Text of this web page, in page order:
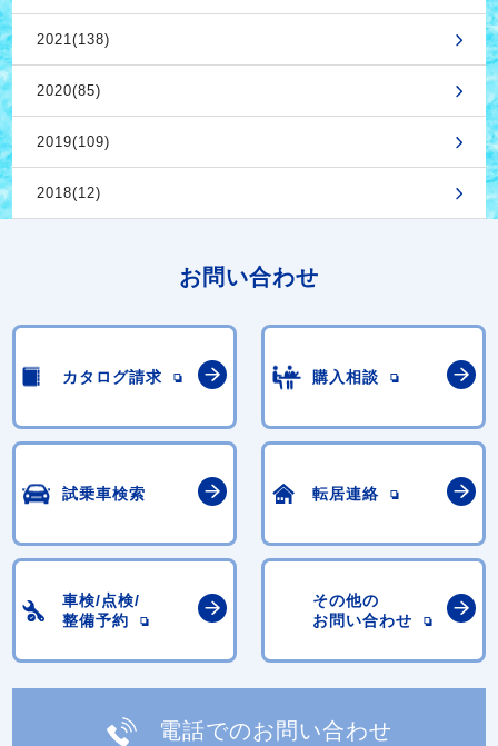
2021(138)
2020(85)
2019(109)
2018(12)
お問い合わせ
カタログ請求 購入相談
試乗車検索 転居連絡
車検/点検/
整備予約
その他の
お問い合わせ
電話でのお問い合わせ